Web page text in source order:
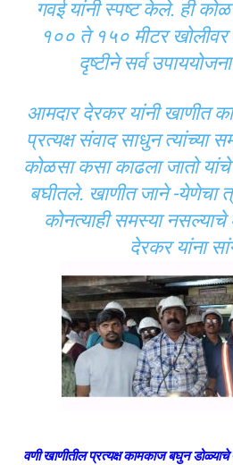
गवई यांनी स्पष्ट केले. ही
१०० ते १५० मीटर खोलीवर
दृष्टीने सर्व
आमदार देरकर यांनी खाणीत
प्रत्यक्ष संवाद साधुन त्यांच्या
कोळसा कसा काढला जातो यांचे
बघीत‌ले. खाणीत जाने -येणेचा
कोनत्याही समस्या नसल्याचे
देरकर यांना
वणीखाणीतील प्रत्यक्ष कामकाज बघुन